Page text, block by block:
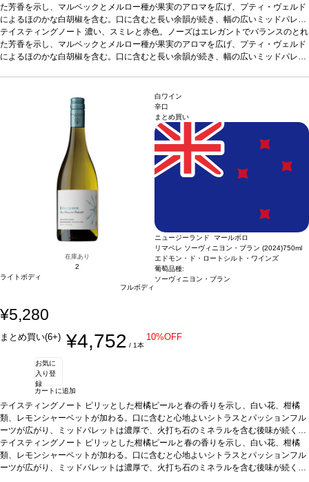
た芳香を示し、マルベックとメルロー種が果実のアロマを広げ、プティ・ヴェルド
によるほのかな白胡椒を含む。口に含むと長い余韻が続き、幅の広いミッドパレッ
トは、たっぷりとしたカベルネ・ソーヴィニヨンが溢れている。柔らかいタンニン
を持ち、テロワールからくるミネラルとフレッシュな酸味により、今飲んでも飲み
やすく、また3-4年の熟成にも適している。合う料理グリル肉、フランス産チーズ
*本ヴィンテージが在庫切れの場合、在庫があり価格が同様の場合は自動
的に次のヴィンテージに変更されます、ご了承ください。
テイスティングノート 濃い、スミレと赤色。ノーズはエレガントでバランスのとれ
た芳香を示し、マルベックとメルロー種が果実のアロマを広げ、プティ・ヴェルド
によるほのかな白胡椒を含む。口に含むと長い余韻が続き、幅の広いミッドパレッ
やすく、また3-4年の熟成にも適している。合う料理
をはじめ、鉄板焼き、牛肉プルコギ、黒胡椒と牛肉の炒めなどと好相性
マルベック 50%、メルロー 24%、カベルネ・ソーヴィニヨン 24%、プティ・ヴェ
*本ヴィンテージが在庫切れの場合、在庫があり価格が同様の場合は自動
的に次のヴィンテージに変更されます、ご了承ください。
在庫あり
2
ライトボディ
フルボディ
白ワイン
辛口
まとめ買い
ニュージーランド マールボロ
リマペレ ソーヴィニヨン・ブラン (2024)750ml
エドモン・ド・ロートシルト・ワインズ
葡萄品種:
ソーヴィニヨン・ブラン
¥5,280
まとめ買い(6+) ¥4,752 / 1本
10%OFF
お気に
入り登
録
カートに追加
テイスティングノート ピリッとした柑橘ピールと春の香りを示し、白い花、柑橘
類、レモンシャーベットが加わる。口に含むと心地よいシトラスとパッションフル
ーツが広がり、ミッドパレットは濃厚で、火打ち石のミネラルを含む後味が続く。
合う料理卵黄のコンフィ、クレソンソース添えのオシェトラキャビアなどと好相性
葡萄品種ソーヴィニヨン・ブラン 100%認証SWNZ認証*本ヴィンテージが在庫切
れの場合、在庫があり価格が同様の場合は自動的に次のヴィンテージに変更されま
テイスティングノート ピリッとした柑橘ピールと春の香りを示し、白い花、柑橘
類、レモンシャーベットが加わる。口に含むと心地よいシトラスとパッションフル
ーツが広がり、ミッドパレットは濃厚で、火打ち石のミネラルを含む後味が続く。